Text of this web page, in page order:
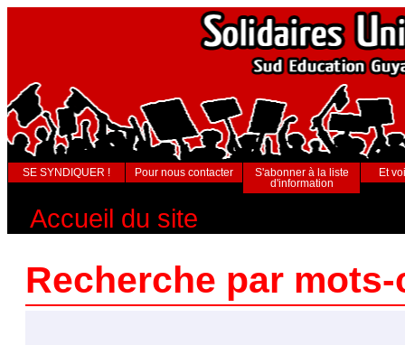
SE SYNDIQUER ! Pour nous contacter
S'abonner à la liste
d'information
Et
Accueil du site
Recherche par